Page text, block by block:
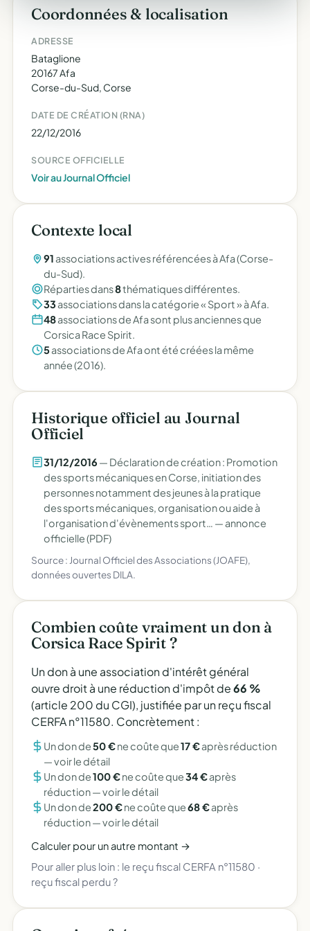
Coordonnées & localisation
ADRESSE
Bataglione
20167 Afa
Corse-du-Sud, Corse
DATE DE CRÉATION (RNA)
22/12/2016
SOURCE OFFICIELLE
Voir au Journal Officiel
Contexte local
91 associations actives référencées à Afa (Corse-
du-Sud).
Réparties dans8thématiques différentes.
33associations dans la catégorie « Sport » à Afa.
48associations de Afa sont plus anciennes que
Corsica Race Spirit.
5associations de Afa ont été créées la même
année (2016).
Historique officiel au Journal
Officiel
31/12/2016 — Déclaration de création : Promotion
des sports mécaniques en Corse, initiation des
personnes notamment des jeunes à la pratique
des sports mécaniques, organisation ou aide à
l'organisation d'évènements sport… — annonce
officielle (PDF)
Source : Journal Officiel des Associations (JOAFE),
données ouvertes DILA.
Combien coûte vraiment un don à
Corsica Race Spirit ?
Un don à une association d'intérêt général
ouvre droit à une réduction d'impôt de66 %
(article 200 du CGI), justifiée par un reçu fiscal
CERFA n°11580. Concrètement :
Un don de50 €ne coûte que17 €après réduction
—voir le détail
Un don de100 €ne coûte que34 €après
réduction —voir le détail
Un don de200 €ne coûte que68 €après
réduction —voir le détail
Calculer pour un autre montant →
Pour aller plus loin : le reçu fiscal CERFA n°11580 ·
reçu fiscal perdu ?